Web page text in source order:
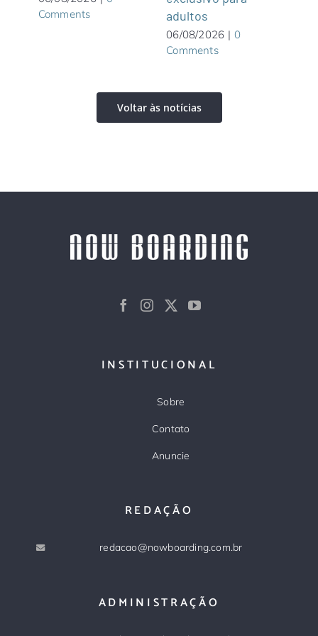
Comments
adultos
06/08/2026 | 0
Comments
Voltar às notícias
INSTITUCIONAL
Sobre
Contato
Anuncie
REDAÇÃO
redacao@nowboarding.com.br
ADMINISTRAÇÃO